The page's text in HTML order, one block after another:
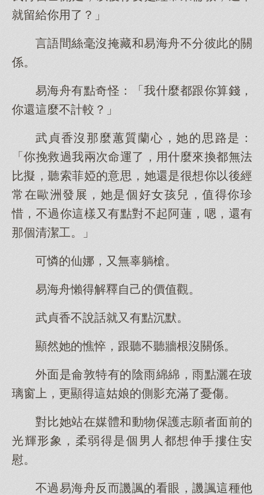
就留給你用了？」
言語間絲毫沒掩藏和易海舟不分彼此的關
係。
易海舟有點奇怪：「我什麼都跟你算錢，
你還這麼不計較？」
武貞香沒那麼蕙質蘭心，她的思路是：
「你挽救過我兩次命運了，用什麼來換都無法
比擬，聽索菲婭的意思，她還是很想你以後經
常在歐洲發展，她是個好女孩兒，值得你珍
惜，不過你這樣又有點對不起阿蓮，嗯，還有
那個清潔工。」
可憐的仙娜，又無辜躺槍。
易海舟懶得解釋自己的價值觀。
武貞香不說話就又有點沉默。
顯然她的憔悴，跟聽不聽牆根沒關係。
外面是侖敦特有的陰雨綿綿，雨點灑在玻
璃窗上，更顯得這姑娘的側影充滿了憂傷。
對比她站在媒體和動物保護志願者面前的
光輝形象，柔弱得是個男人都想伸手摟住安
慰。
不過易海舟反而譏諷的看眼，譏諷這種他